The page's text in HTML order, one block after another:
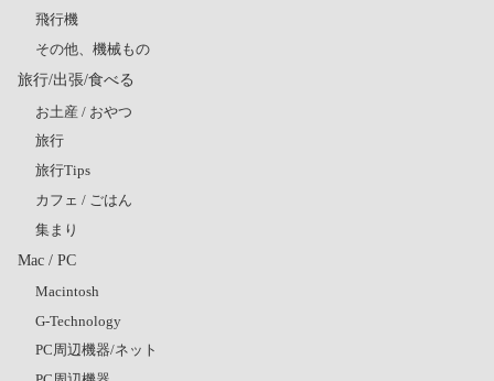
飛行機
その他、機械もの
旅行/出張/食べる
お土産 / おやつ
旅行
旅行Tips
カフェ / ごはん
集まり
Mac / PC
Macintosh
G-Technology
PC周辺機器/ネット